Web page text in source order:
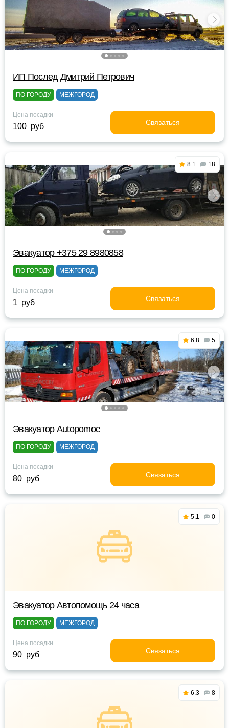
ИП Послед Дмитрий Петрович
ПО ГОРОДУ МЕЖГОРОД
Цена посадки
100 руб Связаться
8.1 18
Эвакуатор +375 29 8980858
ПО ГОРОДУ МЕЖГОРОД
Цена посадки
1 руб Связаться
6.8 5
Эвакуатор Autopomoc
ПО ГОРОДУ МЕЖГОРОД
Цена посадки
80 руб Связаться
5.1 0
Эвакуатор Автопомощь 24 часа
ПО ГОРОДУ МЕЖГОРОД
Цена посадки
90 руб Связаться
6.3 8